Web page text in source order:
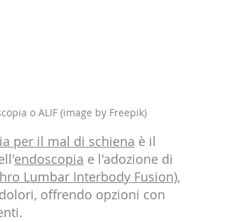
o ALIF (image by Freepik)
per il mal di schiena è il
endoscopia e l'adozione di
Lumbar Interbody Fusion),
offrendo opzioni con